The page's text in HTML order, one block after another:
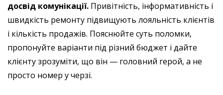
досвід комунікації. Привітність, інформативність і
швидкість ремонту підвищують лояльність клієнтів
і кількість продажів. Пояснюйте суть поломки,
пропонуйте варіанти під різний бюджет і дайте
клієнту зрозуміти, що він — головний герой, а не
просто номер у черзі.